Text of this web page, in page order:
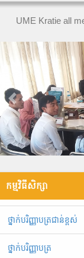
UME Kratie all
កម្មវិធីសិក្សា
ថ្នាក់បរិញ្ញាបត្រជាន់ខ្ពស់
ថ្នាក់បរិញ្ញាបត្រ